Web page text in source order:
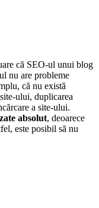
că SEO-ul unui blog
nu are probleme
că nu există
ului, duplicarea
a site-ului.
absolut, deoarece
este posibil să nu